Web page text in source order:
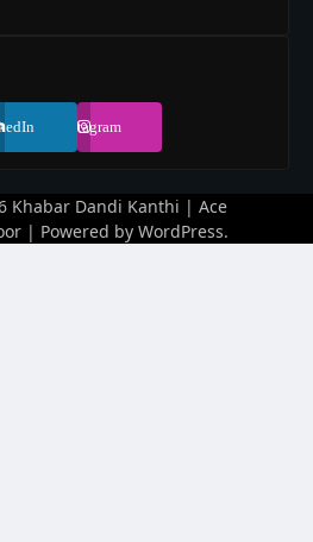
Instagram
Khabar Dandi Kanthi | Ace
| Powered by WordPress.